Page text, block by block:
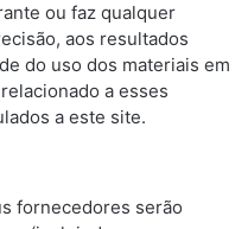
ou faz qualquer
aos resultados
do uso dos materiais em
a esses
a este site.
fornecedores serão